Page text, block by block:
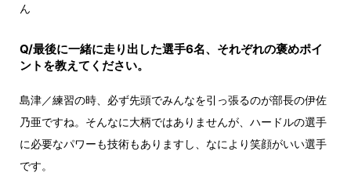
ん
Q/最後に一緒に走り出した選手6名、それぞれの褒めポイ
ントを教えてください。
島津／練習の時、必ず先頭でみんなを引っ張るのが部長の伊佐
乃亜ですね。そんなに大柄ではありませんが、ハードルの選手
に必要なパワーも技術もありますし、なにより笑顔がいい選手
です。